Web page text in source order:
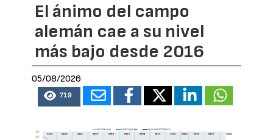
El ánimo del campo
alemán cae a su nivel
más bajo desde 2016
05/08/2026
719